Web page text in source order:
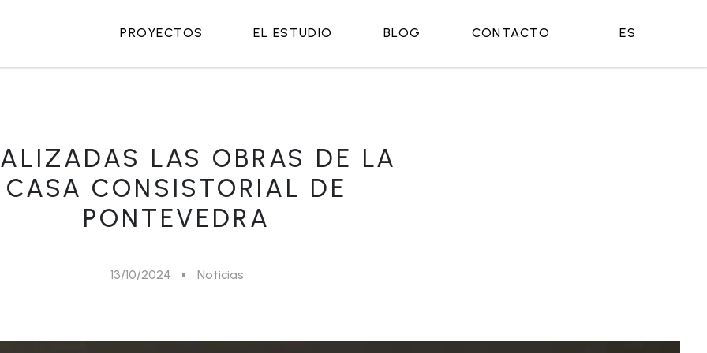
PROYECTOS EL ESTUDIO BLOG CONTACTO ES
LAS OBRAS DE LA
CASA CONSISTORIAL DE
PONTEVEDRA
13/10/2024 Noticias